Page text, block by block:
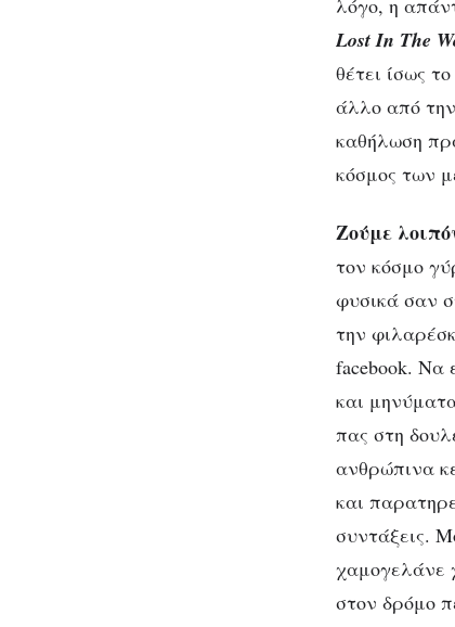
λόγο, η
Lost In The
θέτει ίσως
άλλο από
καθήλωση
κόσμος των
Ζούμε
τον κόσμο
φυσικά σαν
την
facebook. Να
και
πας στη
ανθρώπινα
και
συντάξεις.
χαμογελάνε
στον δρόμο